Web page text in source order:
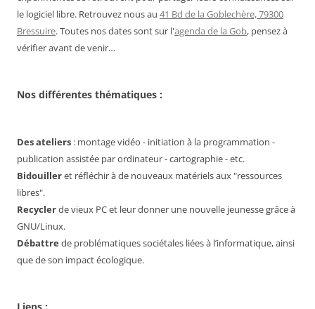
le logiciel libre. Retrouvez nous au 41 Bd de la Goblechère, 79300
Bressuire. Toutes nos dates sont sur l'agenda de la Gob, pensez à
vérifier avant de venir…
Nos différentes thématiques :
Des ateliers : montage vidéo - initiation à la programmation -
publication assistée par ordinateur - cartographie - etc.
Bidouilleret réfléchir à de nouveaux matériels aux "ressources
libres".
Recyclerde vieux PC et leur donner une nouvelle jeunesse grâce à
GNU/Linux.
Débattre de problématiques sociétales liées à l’informatique, ainsi
que de son impact écologique.